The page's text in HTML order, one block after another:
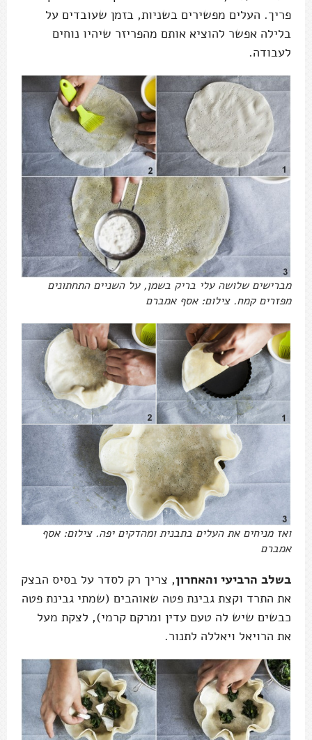
פריך. העלים מפשירים בשניות, בזמן שעובדים על
בלילה אפשר להוציא אותם מהפריזר שיהיו נוחים
לעבודה.
מברישים שלושה עלי בריק בשמן, על השניים התחתונים
מפזרים קמח. צילום: אסף אמברם
ואז מניחים את העלים בתבנית ומהדקים יפה. צילום: אסף
אמברם
בשלב הרביעי והאחרון, צריך רק לסדר על בסיס הבצק
את התרד וקצת גבינת פטה שאוהבים (שמתי גבינת פטה
כבשים שיש לה טעם עדין ומרקם קרמי), לצקת מעל
את הרויאל ויאללה לתנור.